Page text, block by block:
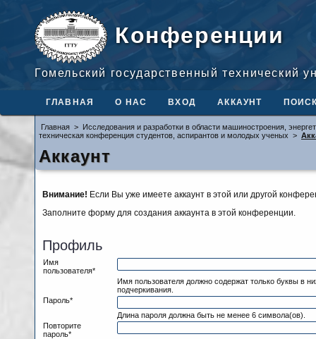
Конференции
Гомельский государственный технический
ГЛАВНАЯ О НАС ВХОД АККАУНТ
Главная > Исследования и разработки в области машиностроения,
техническая конференция студентов, аспирантов и молодых ученых >
Аккаунт
Внимание! Если Вы уже имеете аккаунт в этой или другой
Заполните форму для создания аккаунта в этой конференции.
Профиль
Имя
пользователя*
Имя пользователя должно содержат только буквы в
подчеркивания.
Пароль*
Длина пароля должна быть не менее 6 символа(ов).
Повторите
пароль*